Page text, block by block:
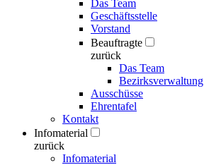
Das Team
Geschäftsstelle
Vorstand
Beauftragte
zurück
Das Team
Bezirksverwaltung
Ausschüsse
Ehrentafel
Kontakt
Infomaterial
zurück
Infomaterial